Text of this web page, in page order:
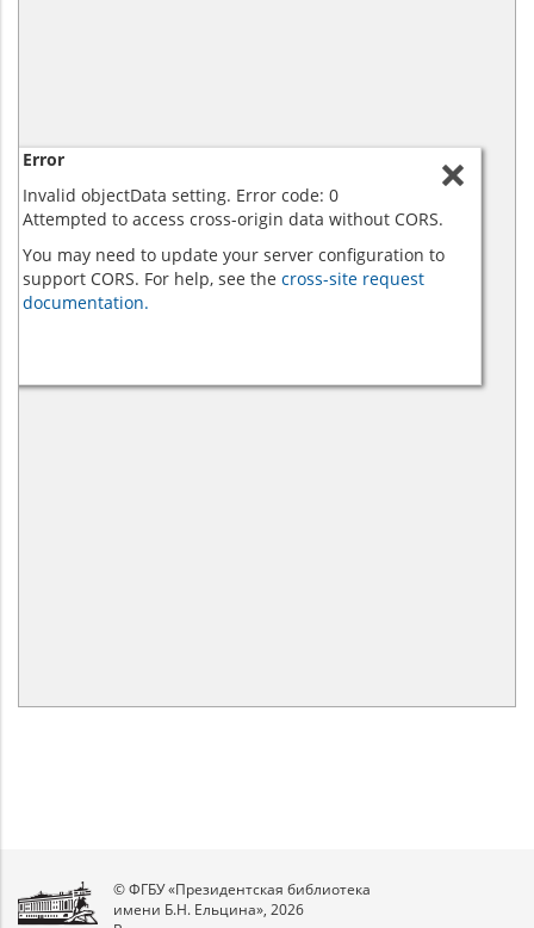
Error
Invalid objectData setting. Error code: 0
Attempted to access cross-origin data without CORS.
You may need to update your server configuration to
support CORS. For help, see the cross-site request
documentation.
© ФГБУ «Президентская библиотека
имени Б.Н. Ельцина», 2026